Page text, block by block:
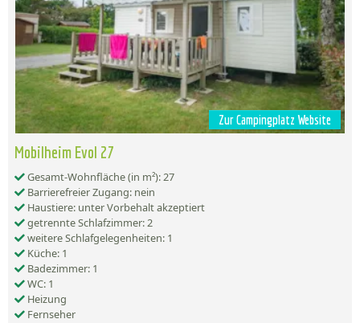
Zur Campingplatz Website
Mobilheim Evol 27
Gesamt-Wohnfläche (in m²): 27
Barrierefreier Zugang: nein
Haustiere: unter Vorbehalt akzeptiert
getrennte Schlafzimmer: 2
weitere Schlafgelegenheiten: 1
Küche: 1
Badezimmer: 1
WC: 1
Heizung
Fernseher